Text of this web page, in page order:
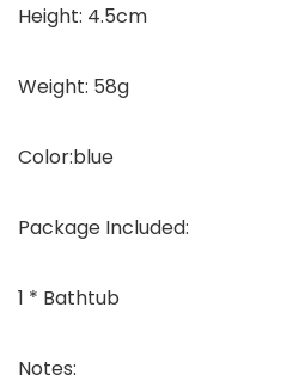
Height: 4.5cm
Weight: 58g
Color:blue
Package Included:
1 * Bathtub
Notes: